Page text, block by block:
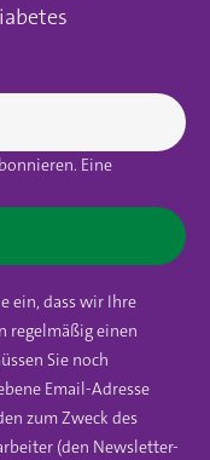
Eine
ein, dass wir Ihre
regelmäßig einen
Sie noch
Email-Adresse
zum Zweck des
(den Newsletter-